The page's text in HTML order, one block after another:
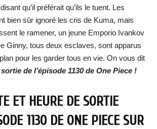
qu’il préférait qu’ils le tuent. Les
bien sûr ignoré les cris de Kuma, mais
le ramener, un jeune Emporio Ivankov
Ginny, tous deux esclaves, sont apparus
pour les garder tous en vie. On vous dit
sortie de l’épisode 1130 de One Piece !
ET HEURE DE SORTIE
1130 DE ONE PIECE SUR